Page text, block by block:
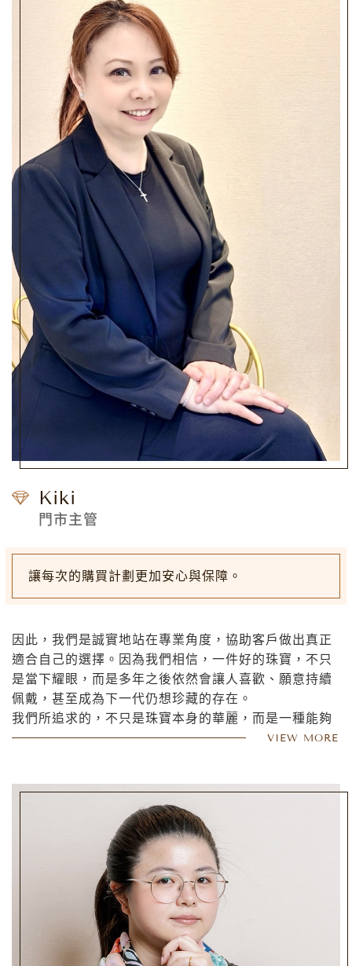
時刻，也能融入每一天的生活裡。讓美，不需要等待場
合；讓光，始終存在日常。
Kiki
門市主管
讓每次的購買計劃更加安心與保障。
VIEW MORE
因此，我們是誠實地站在專業角度，協助客戶做出真正
適合自己的選擇。因為我們相信，一件好的珠寶，不只
是當下耀眼，而是多年之後依然會讓人喜歡、願意持續
佩戴，甚至成為下一代仍想珍藏的存在。
我們所追求的，不只是珠寶本身的華麗，而是一種能夠
陪伴人生、承載情感、代表品味與價值觀的作品。
人，都能找到真正屬於自己的獨特光芒。